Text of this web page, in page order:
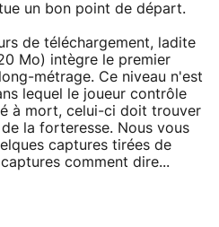
un bon point de départ.
de téléchargement, ladite
Mo) intègre le premier
métrage. Ce niveau n'est
lequel le joueur contrôle
à mort, celui-ci doit trouver
la forteresse. Nous vous
captures tirées de
comment dire...